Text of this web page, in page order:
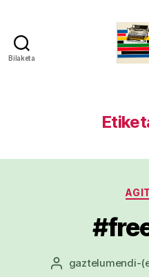
Bilaketa
Argitalpenaren
gaztelumendi-